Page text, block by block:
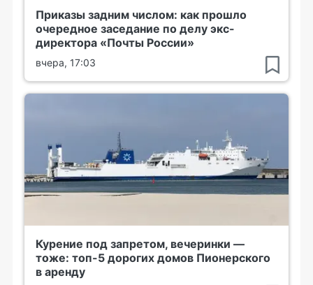
Приказы задним числом: как прошло
очередное заседание по делу экс-
директора «Почты России»
вчера, 17:03
Курение под запретом, вечеринки —
тоже: топ-5 дорогих домов Пионерского
в аренду